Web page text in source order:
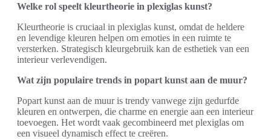
Welke rol speelt kleurtheorie in plexiglas kunst?
Kleurtheorie is cruciaal in plexiglas kunst, omdat de heldere
en levendige kleuren helpen om emoties in een ruimte te
versterken. Strategisch kleurgebruik kan de esthetiek van een
interieur verlevendigen.
Wat zijn populaire trends in popart kunst aan de muur?
Popart kunst aan de muur is trendy vanwege zijn gedurfde
kleuren en ontwerpen, die charme en energie aan een interieur
toevoegen. Het wordt vaak gecombineerd met plexiglas om
een visueel dynamisch effect te creëren.